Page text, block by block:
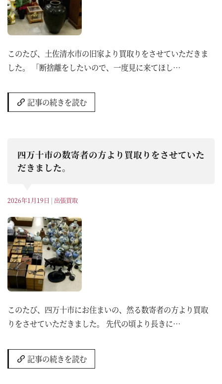
このたび、土佐清水市の旧家より買取りをさせていただきま
した。 「断捨離をしたいので、一度見に来てほし…
記事の続きを読む
四万十市の数寄者の方より買取りをさせていた
だきました。
2026年1月19日 | 出張買取
このたび、四万十市にお住まいの、然る数寄者の方より買取
りをさせていただきました。 先代の頃より長きに…
記事の続きを読む